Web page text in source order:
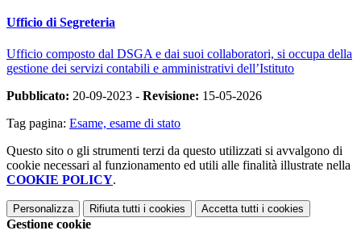
Ufficio di Segreteria
Ufficio composto dal DSGA e dai suoi collaboratori, si occupa della
gestione dei servizi contabili e amministrativi dell’Istituto
Pubblicato: 20-09-2023 - Revisione: 15-05-2026
Tag pagina: Esame, esame di stato
Questo sito o gli strumenti terzi da questo utilizzati si avvalgono di
cookie necessari al funzionamento ed utili alle finalità illustrate nella
COOKIE POLICY.
Personalizza Rifiuta tutti i cookies Accetta tutti i cookies
Gestione cookie